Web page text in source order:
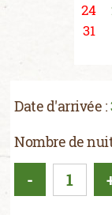
24
31
Date d'arrivée :
Nombre de
-